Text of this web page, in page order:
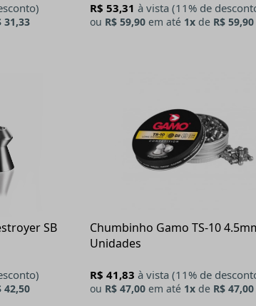
31,33
R$ 53,31 à vista (11% de
ou R$ 59,90 em até 1x de R$ 59,90
SB
42,50
Chumbinho Gamo TS-10
Unidades
R$ 41,83 à vista (11% de
ou R$ 47,00 em até 1x de R$ 47,00